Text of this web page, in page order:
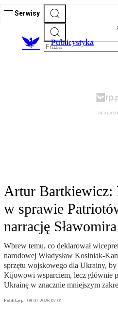
Serwisy
Publicystyka
Artur Bartkiewicz:
w sprawie
narrację
Wbrew temu, co deklarował
narodowej Władysław Kosiniak-
sprzętu wojskowego dla Ukrainy,
Kijowowi wsparciem, lecz głównie
Ukrainę w znacznie mniejszym
Publikacja: 08.07.2026 07:01